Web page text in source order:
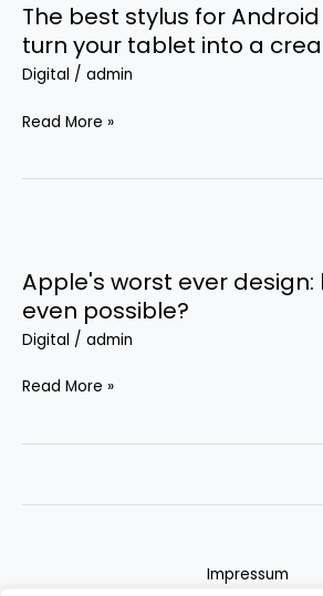
The best stylus for
turn your tablet into a
Digital / admin
stylus
for
Android
can
your
a
creative
tool
Read More »
Apple's worst ever design:
even possible?
Digital / admin
ever
design:
how
this
possible?
Read More »
Impressum